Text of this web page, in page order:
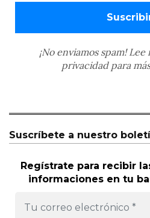
¡No enviamos spam!
privacidadpara
Suscríbete a nuestro
Regístrate para recibir
informaciones en tu